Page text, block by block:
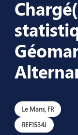
Le Mans, FR
REF1534J